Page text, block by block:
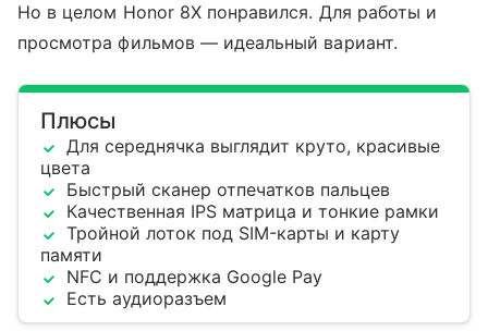
Но в целом Honor 8X понравился. Для работы и
просмотра фильмов — идеальный вариант.
Плюсы
Для середнячка выглядит круто, красивые
цвета
Быстрый сканер отпечатков пальцев
Качественная IPS матрица и тонкие рамки
Тройной лоток под SIM-карты и карту
памяти
NFC и поддержка Google Pay
Есть аудиоразъем